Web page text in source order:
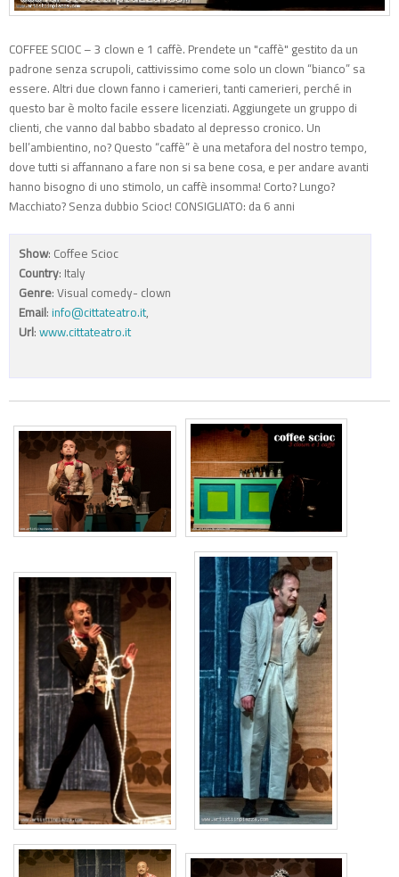
COFFEE SCIOC – 3 clown e 1 caffè. Prendete un "caffè" gestito da un
padrone senza scrupoli, cattivissimo come solo un clown “bianco” sa
essere. Altri due clown fanno i camerieri, tanti camerieri, perché in
questo bar è molto facile essere licenziati. Aggiungete un gruppo di
clienti, che vanno dal babbo sbadato al depresso cronico. Un
bell’ambientino, no? Questo “caffè” è una metafora del nostro tempo,
dove tutti si affannano a fare non si sa bene cosa, e per andare avanti
hanno bisogno di uno stimolo, un caffè insomma! Corto? Lungo?
Macchiato? Senza dubbio Scioc! CONSIGLIATO: da 6 anni
Show: Coffee Scioc
Country: Italy
Genre: Visual comedy- clown
Email: info@cittateatro.it,
Url: www.cittateatro.it